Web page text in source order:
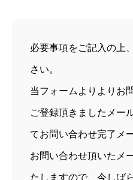
必要事項をご記入の上
さい。
当フォームよりよりお
ご登録頂きましたメー
てお問い合わせ完了メ
お問い合わせ頂いたメ
たしますので、今しば